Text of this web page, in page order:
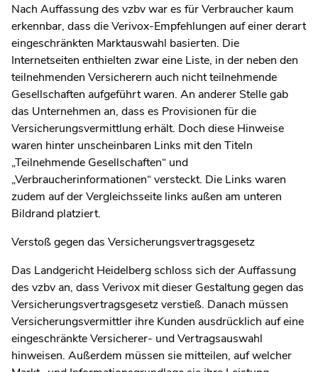
Nach Auffassung des vzbv war es für Verbraucher kaum
erkennbar, dass die Verivox-Empfehlungen auf einer derart
eingeschränkten Marktauswahl basierten. Die
Internetseiten enthielten zwar eine Liste, in der neben den
teilnehmenden Versicherern auch nicht teilnehmende
Gesellschaften aufgeführt waren. An anderer Stelle gab
das Unternehmen an, dass es Provisionen für die
Versicherungsvermittlung erhält. Doch diese Hinweise
waren hinter unscheinbaren Links mit den Titeln
„Teilnehmende Gesellschaften“ und
„Verbraucherinformationen“ versteckt. Die Links waren
zudem auf der Vergleichsseite links außen am unteren
Bildrand platziert.
Verstoß gegen das Versicherungsvertragsgesetz
Das Landgericht Heidelberg schloss sich der Auffassung
des vzbv an, dass Verivox mit dieser Gestaltung gegen das
Versicherungsvertragsgesetz verstieß. Danach müssen
Versicherungsvermittler ihre Kunden ausdrücklich auf eine
eingeschränkte Versicherer- und Vertragsauswahl
hinweisen. Außerdem müssen sie mitteilen, auf welcher